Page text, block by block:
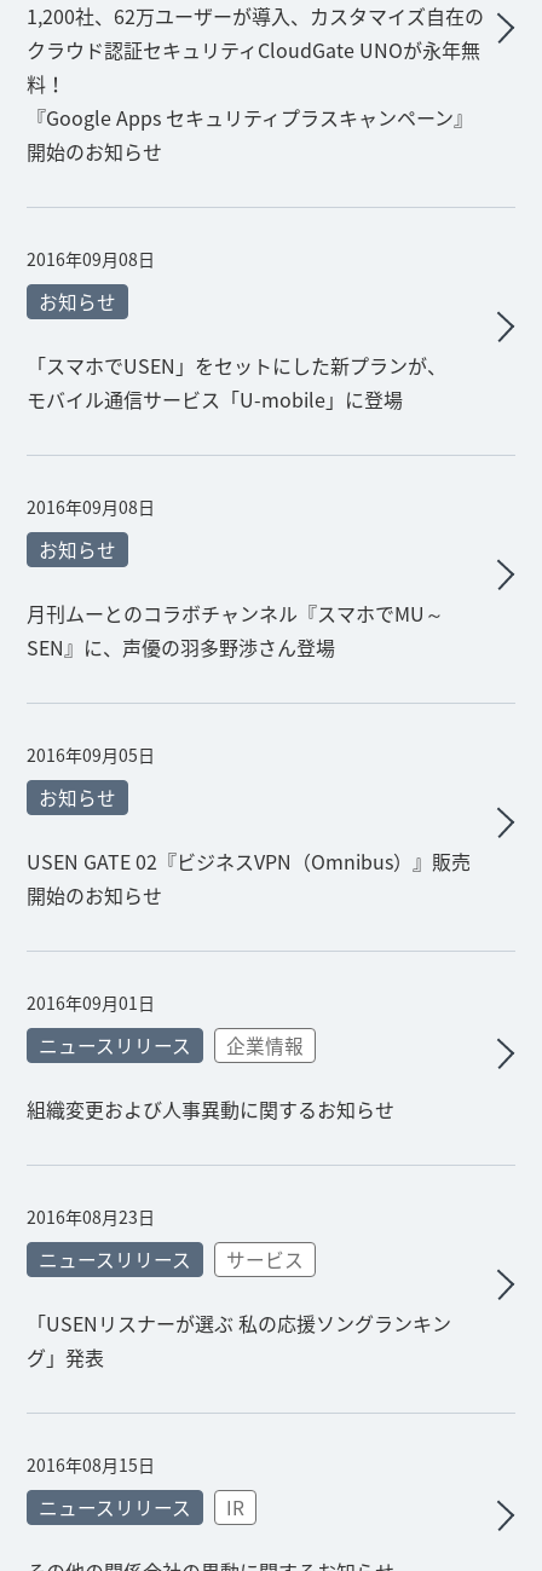
1,200社、62万ユーザーが導入、カスタマイズ自在の
クラウド認証セキュリティCloudGate UNOが永年無
料！
『Google Apps セキュリティプラスキャンペーン』
開始のお知らせ
2016年09月08日
お知らせ
「スマホでUSEN」をセットにした新プランが、
モバイル通信サービス「U-mobile」に登場
2016年09月08日
お知らせ
月刊ムーとのコラボチャンネル『スマホでMU～
SEN』に、声優の羽多野渉さん登場
2016年09月05日
お知らせ
USEN GATE 02『ビジネスVPN（Omnibus）』販売
開始のお知らせ
2016年09月01日
ニュースリリース 企業情報
組織変更および人事異動に関するお知らせ
2016年08月23日
ニュースリリース サービス
「USENリスナーが選ぶ 私の応援ソングランキン
グ」発表
2016年08月15日
ニュースリリース IR